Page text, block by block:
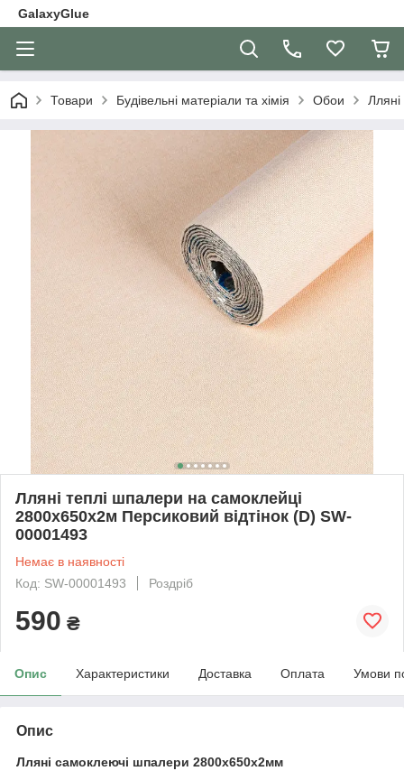
GalaxyGlue
Товари Будівельні матеріали та хімія Обои
Лляні теплі шпалери на самоклейці
2800х650х2м Персиковий відтінок (D) SW-
00001493
Немає в наявності
Код: SW-00001493
Роздріб
590 ₴
Опис Характеристики Доставка Оплата Умови
Опис
Лляні самоклеючі шпалери 2800х650х2мм